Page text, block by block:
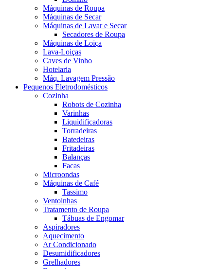
Máquinas de Roupa
Máquinas de Secar
Máquinas de Lavar e Secar
Secadores de Roupa
Máquinas de Loiça
Lava-Loiças
Caves de Vinho
Hotelaria
Máq. Lavagem Pressão
Pequenos Eletrodomésticos
Cozinha
Robots de Cozinha
Varinhas
Liquidificadoras
Torradeiras
Batedeiras
Fritadeiras
Balanças
Facas
Microondas
Máquinas de Café
Tassimo
Ventoinhas
Tratamento de Roupa
Tábuas de Engomar
Aspiradores
Aquecimento
Ar Condicionado
Desumidificadores
Grelhadores